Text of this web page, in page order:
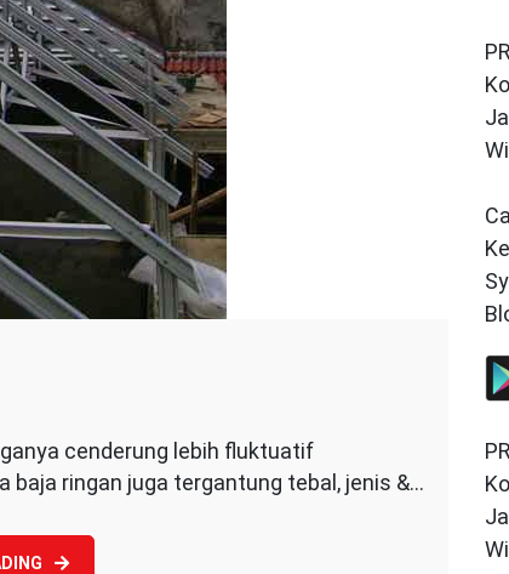
cenderung lebih fluktuatif
baja ringan juga tergantung tebal, jenis &…